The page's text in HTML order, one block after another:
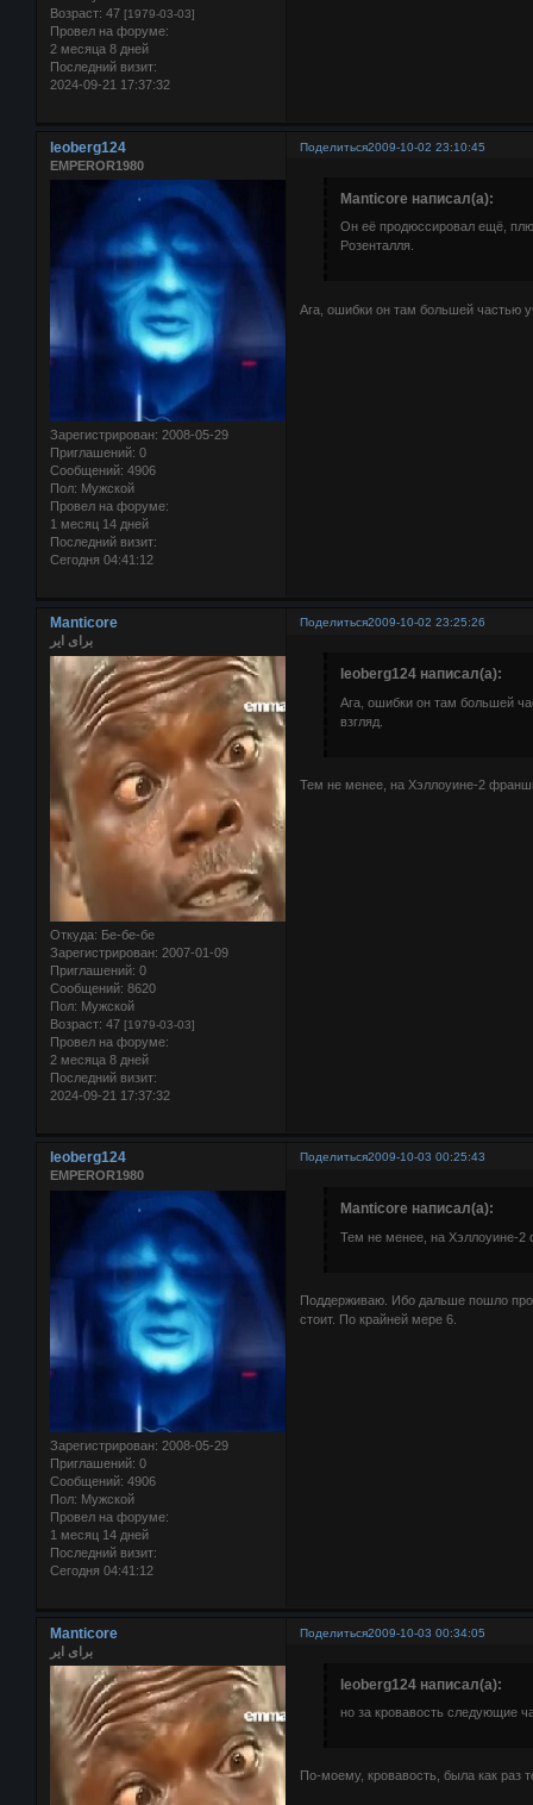
Возраст: 47 [1979-03-03]
Провел на форуме:
2 месяца 8 дней
Последний визит:
2024-09-21 17:37:32
Поделиться2009-10-02 23:10:45
leoberg124
EMPEROR1980
Зарегистрирован: 2008-05-29
Приглашений: 0
Сообщений: 4906
Пол: Мужской
Провел на форуме:
1 месяц 14 дней
Последний визит:
Сегодня 04:41:12
Manticore написал(а):
Он её продюссировал ещё,
Розенталля.
Ага, ошибки он там большей частью
Поделиться2009-10-02 23:25:26
Manticore
برای ایر
Откуда: Бе-бе-бе
Зарегистрирован: 2007-01-09
Приглашений: 0
Сообщений: 8620
Пол: Мужской
Возраст: 47 [1979-03-03]
Провел на форуме:
2 месяца 8 дней
Последний визит:
2024-09-21 17:37:32
leoberg124 написал(а):
Ага, ошибки он там большей
взгляд.
Тем не менее, на Хэллоуине-2
Поделиться2009-10-03 00:25:43
leoberg124
EMPEROR1980
Зарегистрирован: 2008-05-29
Приглашений: 0
Сообщений: 4906
Пол: Мужской
Провел на форуме:
1 месяц 14 дней
Последний визит:
Сегодня 04:41:12
Manticore написал(а):
Тем не менее, на Хэллоуине-2
Поддерживаю. Ибо дальше пошло
стоит. По крайней мере 6.
Поделиться2009-10-03 00:34:05
Manticore
برای ایر
leoberg124 написал(а):
но за кровавость следующие
По-моему, кровавость, была как раз